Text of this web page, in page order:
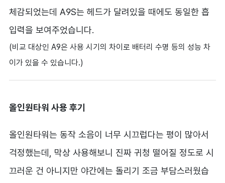
체감되었는데 A9S는 헤드가 달려있을 때에도 동일한 흡
입력을 보여주었습니다.
(비교 대상인 A9은 사용 시기의 차이로 배터리 수명 등의 성능 차
이가 있을 수 있습니다.)
올인원타워 사용 후기
올인원타워는 동작 소음이 너무 시끄럽다는 평이 많아서
걱정했는데, 막상 사용해보니 진짜 귀청 떨어질 정도로 시
끄러운 건 아니지만 야간에는 돌리기 조금 부담스러웠습